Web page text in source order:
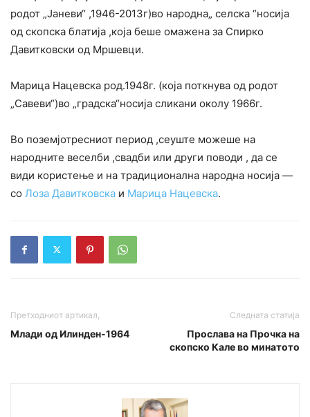
родот „Јаневи“ ,1946-2013г)во народна„ селска “носија
од скопска блатија ,која беше омажена за Спирко
Давитковски од Мршевци.
Марица Нацевска род.1948г. (која поткнува од родот
„Савеви“)во „градска“носија сликани околу 1966г.
Во поземјотресниот период ,сеуште можеше на
народните веселби ,свадби или други поводи , да се
види користење и на традиционална народна носија —
со Лоза Давитковска и Марица Нацевска.
Претходниот артикал,
Млади од Илинден-1964
Следната статија
Прослава на Прочка на
скопско Кале во минатото